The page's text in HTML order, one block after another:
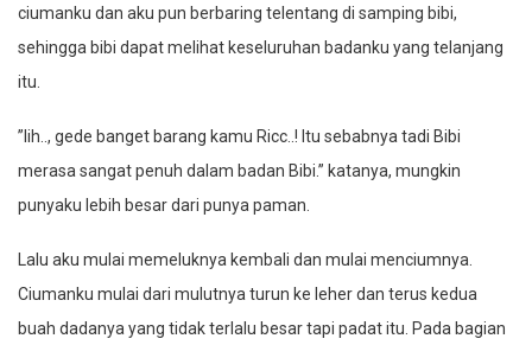
ciumanku dan aku pun berbaring telentang di samping bibi,
sehingga bibi dapat melihat keseluruhan badanku yang telanjang
itu.
”Iih.., gede banget barang kamu Ricc..! Itu sebabnya tadi Bibi
merasa sangat penuh dalam badan Bibi.” katanya, mungkin
punyaku lebih besar dari punya paman.
Lalu aku mulai memeluknya kembali dan mulai menciumnya.
Ciumanku mulai dari mulutnya turun ke leher dan terus kedua
buah dadanya yang tidak terlalu besar tapi padat itu. Pada bagian